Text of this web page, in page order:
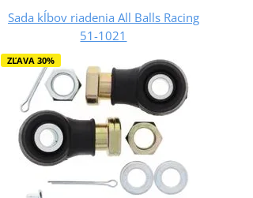
Sada kĺbov riadenia All Balls Racing
51-1021
ZĽAVA 30%